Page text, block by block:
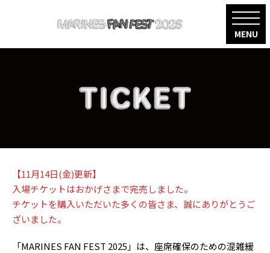
【11月14日(金)更新】
入場チケットはおかげさまで完売しました。
チケットを購入いただいた多くの皆さま、誠にありがとうご
ざいました。
「MARINES FAN FEST 2025」は、座席確保のための混雑緩